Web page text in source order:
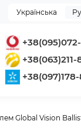
Українська
+38(063)211-
Global Vision